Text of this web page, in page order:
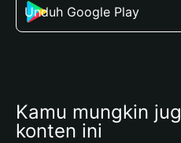
Unduh Google Play
Kamu mungkin
konten ini